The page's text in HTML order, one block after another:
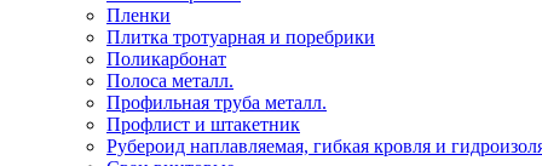
Пленки
Плитка тротуарная и поребрики
Поликарбонат
Полоса металл.
Профильная труба металл.
Профлист и штакетник
Рубероид наплавляемая, гибкая кровля и